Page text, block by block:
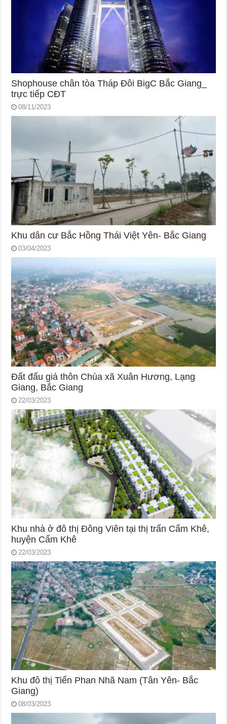
Shophouse chân tòa Tháp Đôi BigC Bắc Giang_
trực tiếp CĐT
08/11/2023
Khu dân cư Bắc Hồng Thái Việt Yên- Bắc Giang
03/04/2023
Đất đấu giá thôn Chùa xã Xuân Hương, Lạng
Giang, Bắc Giang
22/03/2023
Khu nhà ở đô thị Đông Viên tại thị trấn Cẩm Khê,
huyện Cẩm Khê
22/03/2023
Khu đô thị Tiến Phan Nhã Nam (Tân Yên- Bắc
Giang)
08/03/2023